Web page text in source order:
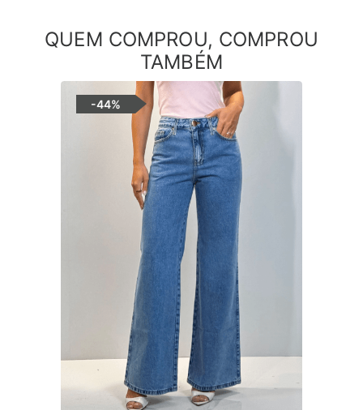
QUEM COMPROU, COMPROU
TAMBÉM
-44%